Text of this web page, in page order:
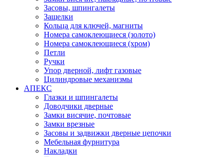
Засовы, шпингалеты
Защелки
Кольца для ключей, магниты
Номера самоклеющиеся (золото)
Номера самоклеющиеся (хром)
Петли
Ручки
Упор дверной, лифт газовые
Цилиндровые механизмы
АПЕКС
Глазки и шпингалеты
Доводчики дверные
Замки висячие, почтовые
Замки врезные
Засовы и задвижки дверные цепочки
Мебельная фурнитура
Накладки